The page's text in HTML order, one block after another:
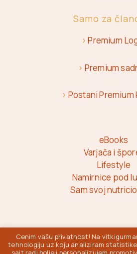
Samo za
>Premium
> Premium
> Postani Premium
eBooks
Varjača i
Lifestyle
Namirnice pod
Sam svoj
Vitki Gurman ©
Cenim vašu privatnost! Na
tehnologiju uz koju analiziram